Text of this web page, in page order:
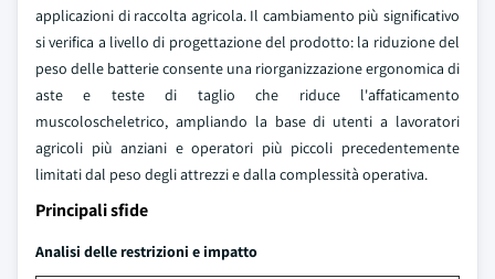
applicazioni di raccolta agricola. Il cambiamento più significativo
si verifica a livello di progettazione del prodotto: la riduzione del
peso delle batterie consente una riorganizzazione ergonomica di
aste e teste di taglio che riduce l'affaticamento
muscoloscheletrico, ampliando la base di utenti a lavoratori
agricoli più anziani e operatori più piccoli precedentemente
limitati dal peso degli attrezzi e dalla complessità operativa.
Principali sfide
Analisi delle restrizioni e impatto